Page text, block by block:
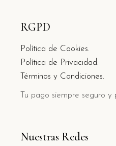
RGPD
Política de Cookies.
Política de Privacidad.
Términos y Condiciones.
Tu pago siempre seguro y
Nuestras Redes